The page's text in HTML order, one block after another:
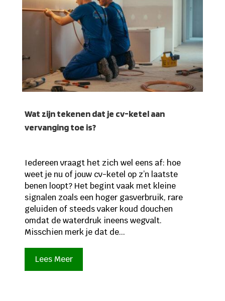
Wat zijn tekenen dat je cv-ketel aan
vervanging toe is?
Iedereen vraagt het zich wel eens af: hoe
weet je nu of jouw cv-ketel op z’n laatste
benen loopt? Het begint vaak met kleine
signalen zoals een hoger gasverbruik, rare
geluiden of steeds vaker koud douchen
omdat de waterdruk ineens wegvalt.
Misschien merk je dat de...
Lees Meer